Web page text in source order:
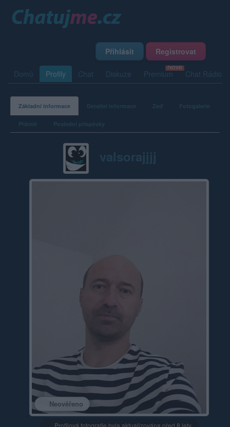
Přihlásit Registrovat
Domů Profily Chat Diskuze Premium Chat Rádio
Základní informace Detailní informace Zeď Fotogalerie
Přátelé Poslední příspěvky
valsorajjjj
Neověřeno